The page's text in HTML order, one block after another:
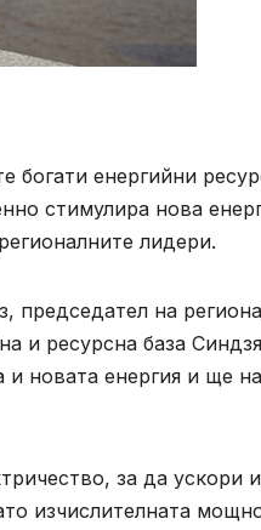
богати енергийни
стимулира нова
лидери.
на
и ресурсна база
новата енергия и ще
за да ускори
изчислителната